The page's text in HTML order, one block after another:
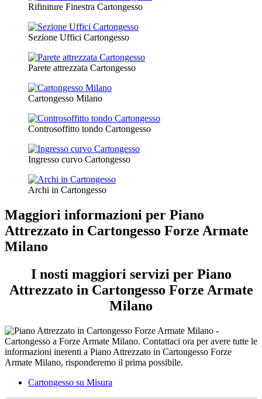
Rifiniture Finestra Cartongesso
Sezione Uffici Cartongesso
Parete attrezzata Cartongesso
Cartongesso Milano
Controsoffitto tondo Cartongesso
Ingresso curvo Cartongesso
Archi in Cartongesso
Maggiori informazioni per Piano
Attrezzato in Cartongesso Forze Armate
Milano
I nosti maggiori servizi per Piano
Attrezzato in Cartongesso Forze Armate
Milano
Cartongesso su Misura